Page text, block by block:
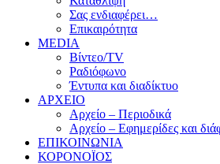
Σας ενδιαφέρει…
Επικαιρότητα
MEDIA
Βίντεο/TV
Ραδιόφωνο
Έντυπα και διαδίκτυο
ΑΡΧΕΙΟ
Αρχείο – Περιοδικά
Αρχείο – Εφημερίδες και
ΕΠΙΚΟΙΝΩΝΙΑ
ΚΟΡΟΝΟΪΟΣ